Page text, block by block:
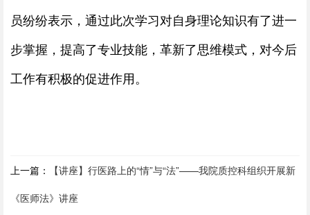
员纷纷表示，通过此次学习对自身理论知识有了进一
步掌握，提高了专业技能，革新了思维模式，对今后
工作有积极的促进作用。
上一篇：
【讲座】行医路上的“情”与“法”——我院质控科组织开展新
《医师法》讲座